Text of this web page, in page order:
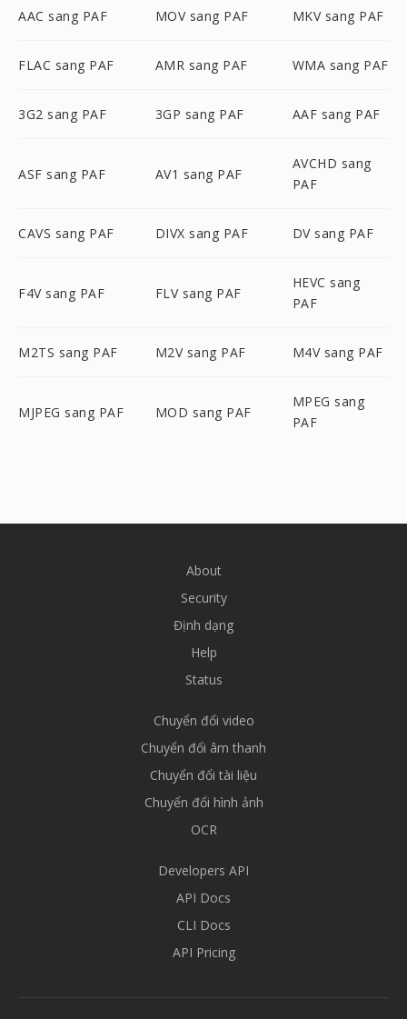
AAC sang PAF MOV sang PAF MKV sang PAF
FLAC sang PAF AMR sang PAF WMA sang PAF
3G2 sang PAF 3GP sang PAF AAF sang PAF
ASF sang PAF AV1 sang PAF
AVCHD sang
PAF
CAVS sang PAF DIVX sang PAF DV sang PAF
F4V sang PAF FLV sang PAF
HEVC sang
PAF
M2TS sang PAF M2V sang PAF M4V sang PAF
MJPEG sang PAF MOD sang PAF
MPEG sang
PAF
About
Security
Định dạng
Help
Status
Chuyển đổi video
Chuyển đổi âm thanh
Chuyển đổi tài liệu
Chuyển đổi hình ảnh
OCR
Developers API
API Docs
CLI Docs
API Pricing